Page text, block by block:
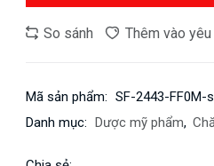
So sánh Thêm vào
Mã sản phẩm: SF-2443-FF0M-
Danh mục: Dược mỹ phẩm,